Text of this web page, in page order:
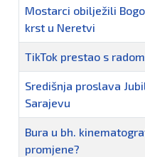
Mostarci obilježili
krst u Neretvi
TikTok prestao s
Središnja proslava
Sarajevu
Bura u bh.
promjene?